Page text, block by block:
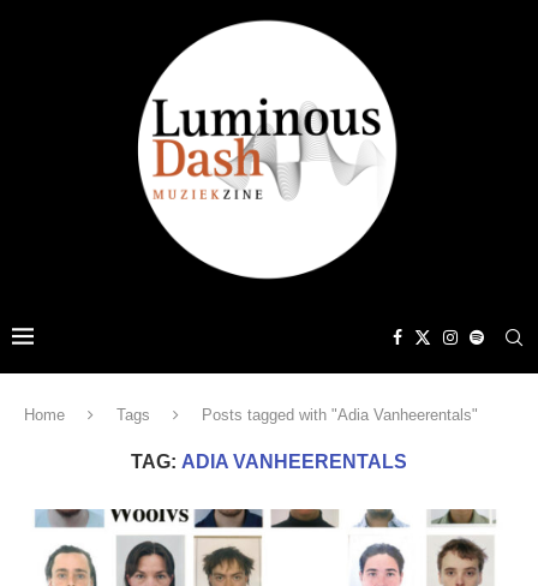
Home Tags Posts tagged with "Adia Vanheerentals"
TAG: ADIA VANHEERENTALS